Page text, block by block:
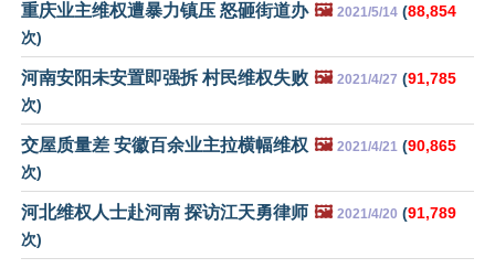
重庆业主维权遭暴力镇压 怒砸街道办 🖼️ 2021/5/14 (88,854
次)
河南安阳未安置即强拆 村民维权失败 🖼️ 2021/4/27 (91,785
次)
交屋质量差 安徽百余业主拉横幅维权 🖼️ 2021/4/21 (90,865
次)
河北维权人士赴河南 探访江天勇律师 🖼️ 2021/4/20 (91,789
次)